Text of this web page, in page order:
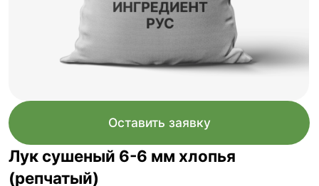
Оставить заявку
Лук сушеный 6-6 мм хлопья